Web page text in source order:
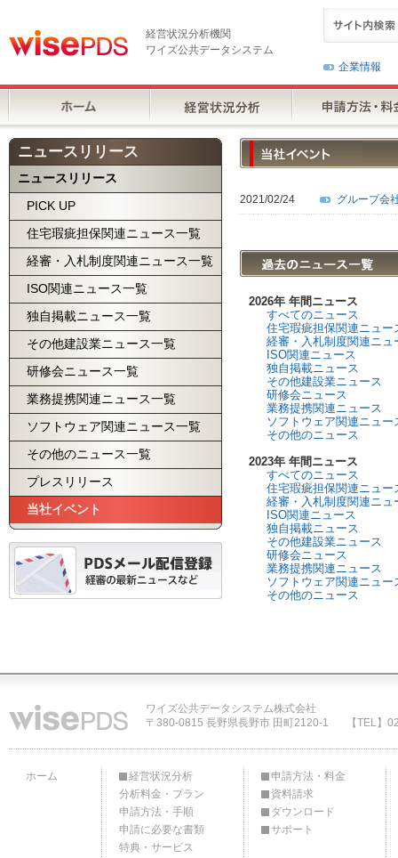
経営状況分析機関
ワイズ公共データシステム
企業情報
2021/02/24 グループ会
2026年 年間ニュース
すべてのニュース
住宅瑕疵担保関連ニュー
経審・入札制度関連ニュ
ISO関連ニュース
独自掲載ニュース
その他建設業ニュース
研修会ニュース
業務提携関連ニュース
ソフトウェア関連ニュー
その他のニュース
2023年 年間ニュース
すべてのニュース
住宅瑕疵担保関連ニュー
経審・入札制度関連ニュ
ISO関連ニュース
独自掲載ニュース
その他建設業ニュース
研修会ニュース
業務提携関連ニュース
ソフトウェア関連ニュー
その他のニュース
ニュースリリース
ニュースリリース
PICK UP
住宅瑕疵担保関連ニュース一覧
経審・入札制度関連ニュース一覧
ISO関連ニュース一覧
独自掲載ニュース一覧
その他建設業ニュース一覧
研修会ニュース一覧
業務提携関連ニュース一覧
ソフトウェア関連ニュース一覧
その他のニュース一覧
プレスリリース
当社イベント
ワイズ公共データシステム株式会社
〒380-0815 長野県長野市 田町2120-1
【TEL】
ホーム
経営状況分析
分析料金・プラン
申請方法・手順
申請に必要な書類
特典・サービス
申請方法・料金
資料請求
ダウンロード
サポート